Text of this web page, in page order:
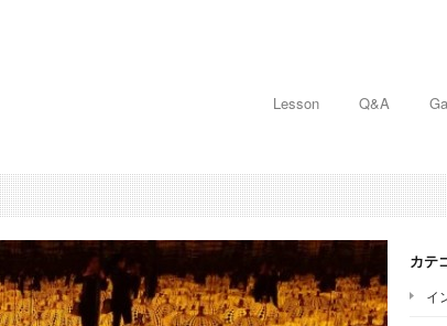
Lesson Q&A
カテ
イ